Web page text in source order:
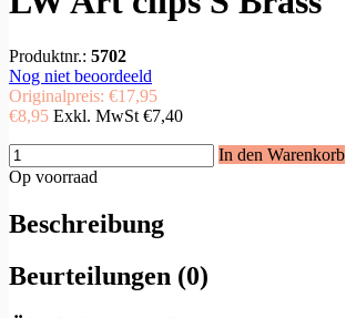
Produktnr.: 5702
Nog niet beoordeeld
Originalpreis: €17,95
€8,95 Exkl. MwSt €7,40
In den Warenkorb
Op voorraad
Beschreibung
Beurteilungen (0)